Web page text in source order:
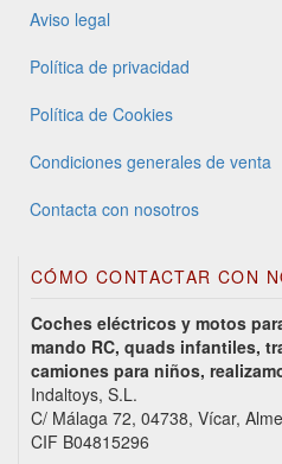
Aviso legal
Política de privacidad
Política de Cookies
Condiciones generales de venta
Contacta con nosotros
CÓMO CONTACTAR CON
Coches eléctricos y motos
mando RC, quads infantiles,
camiones para niños,
Indaltoys, S.L.
C/ Málaga 72, 04738, Vícar,
CIF B04815296